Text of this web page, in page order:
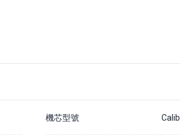
購時間為 7 - 14 個工作日內
政策
機芯型號